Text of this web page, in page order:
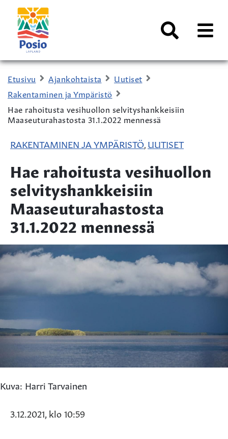
Siirry sisältöön
Kaupungin
logo
AVAA
Etusivu Ajankohtaista
Uutiset
Rakentaminen ja Ympäristö
Hae rahoitusta vesihuollon selvityshankkeisiin
Maaseuturahastosta 31.1.2022 mennessä
RAKENTAMINEN JA YMPÄRISTÖ UUTISET
Hae rahoitusta vesihuollon
selvityshankkeisiin
Maaseuturahastosta
31.1.2022 mennessä
Kuva: Harri Tarvainen
3.12.2021, klo 10:59